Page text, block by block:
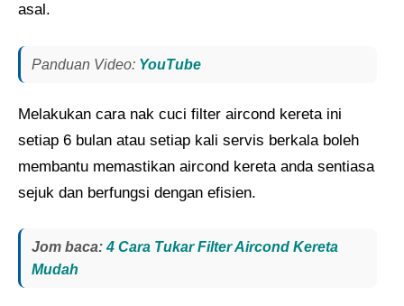
asal.
Panduan Video: YouTube
Melakukan cara nak cuci filter aircond kereta ini
setiap 6 bulan atau setiap kali servis berkala boleh
membantu memastikan aircond kereta anda sentiasa
sejuk dan berfungsi dengan efisien.
Jom baca: 4 Cara Tukar Filter Aircond Kereta
Mudah